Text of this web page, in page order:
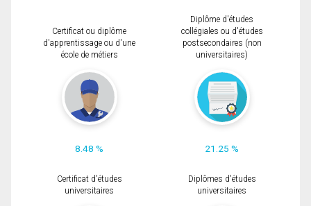
Certificat ou diplôme
d'apprentissage ou d'une
école de métiers
8.48 %
Diplôme d'études
collégiales ou d'études
postsecondaires (non
universitaires)
21.25 %
Certificat d'études
universitaires
Diplômes d'études
universitaires